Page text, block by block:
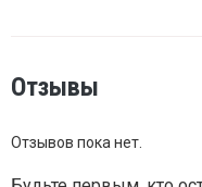
Отзывы
Отзывов пока нет.